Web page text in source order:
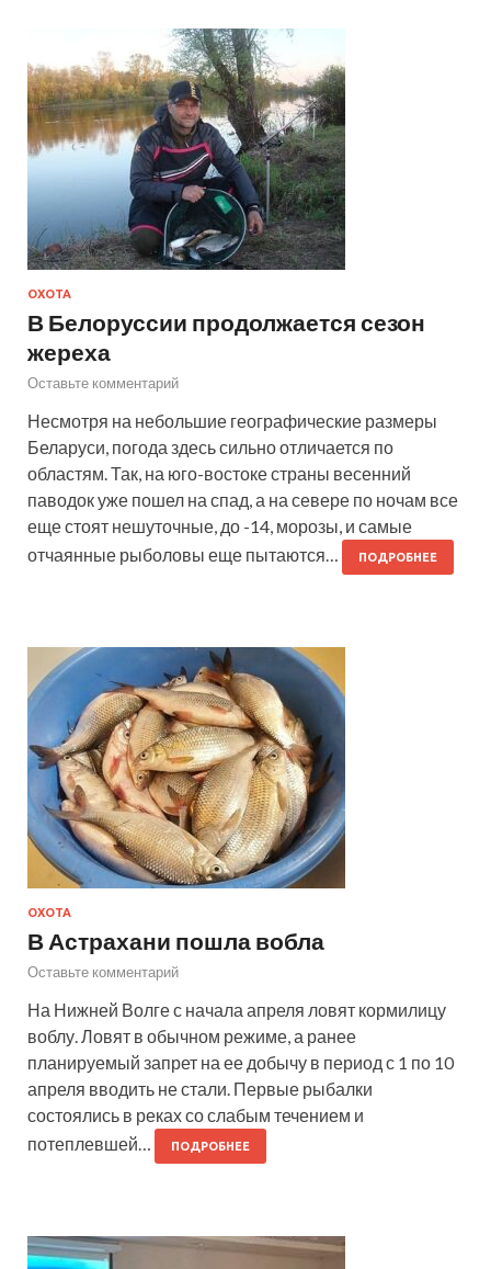
ОХОТА
В Белоруссии продолжается сезон
жереха
Оставьте комментарий
Несмотря на небольшие географические размеры
Беларуси, погода здесь сильно отличается по
областям. Так, на юго-востоке страны весенний
паводок уже пошел на спад, а на севере по ночам все
еще стоят нешуточные, до -14, морозы, и самые
отчаянные рыболовы еще пытаются…
ПОДРОБНЕЕ
ОХОТА
В Астрахани пошла вобла
Оставьте комментарий
На Нижней Волге с начала апреля ловят кормилицу
воблу. Ловят в обычном режиме, а ранее
планируемый запрет на ее добычу в период с 1 по 10
апреля вводить не стали. Первые рыбалки
состоялись в реках со слабым течением и
потеплевшей…
ПОДРОБНЕЕ